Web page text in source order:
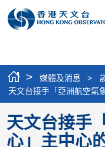
> 媒體及消息 >
天文台接手「亞洲航空氣
天文台接手
心」主中心